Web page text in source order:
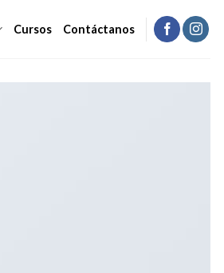
Cursos Contáctanos